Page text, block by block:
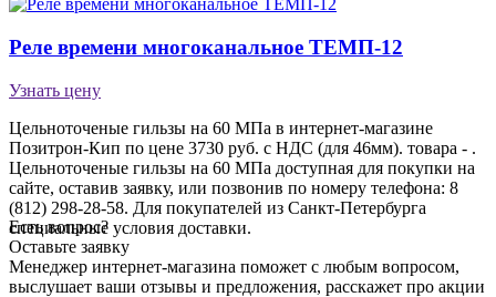
Реле времени многоканальное ТЕМП-12
Узнать цену
Цельноточеные гильзы на 60 МПа в интернет-магазине
Позитрон-Кип по цене 3730 руб. с НДС (для 46мм). товара - .
Цельноточеные гильзы на 60 МПа доступная для покупки на
сайте, оставив заявку, или позвонив по номеру телефона: 8
(812) 298-28-58. Для покупателей из Санкт-Петербурга
специальные условия доставки.
Есть вопрос?
Оставьте заявку
Менеджер интернет-магазина поможет с любым вопросом,
выслушает ваши отзывы и предложения, расскажет про акции